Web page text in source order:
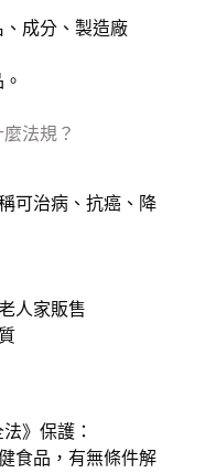
成分、製造廠
法規？
可治病、抗癌、降
人家販售
》保護：
食品，有無條件解